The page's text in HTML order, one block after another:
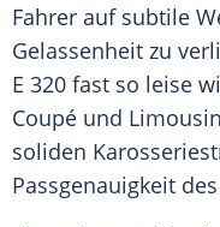
Fahrer auf subtile
Gelassenheit zu
E 320 fast so leise
Coupé und
soliden
Passgenauigkeit